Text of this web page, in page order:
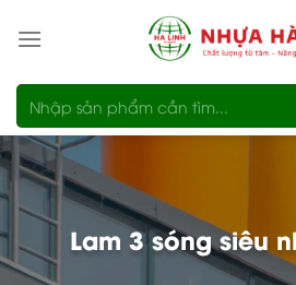
qua
dungTìm
kiếm:
Lam 3 sóng siêu